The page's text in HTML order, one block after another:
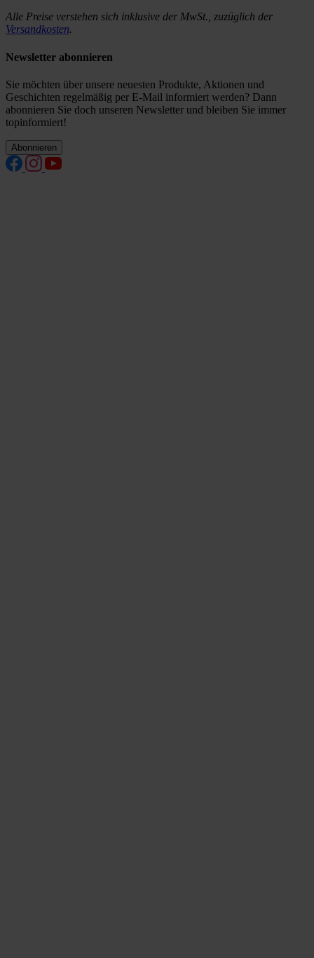
Alle Preise verstehen sich inklusive der MwSt., zuzüglich der
Versandkosten.
Newsletter abonnieren
Sie möchten über unsere neuesten Produkte, Aktionen und
Geschichten regelmäßig per E-Mail informiert werden? Dann
abonnieren Sie doch unseren Newsletter und bleiben Sie immer
topinformiert!
Abonnieren